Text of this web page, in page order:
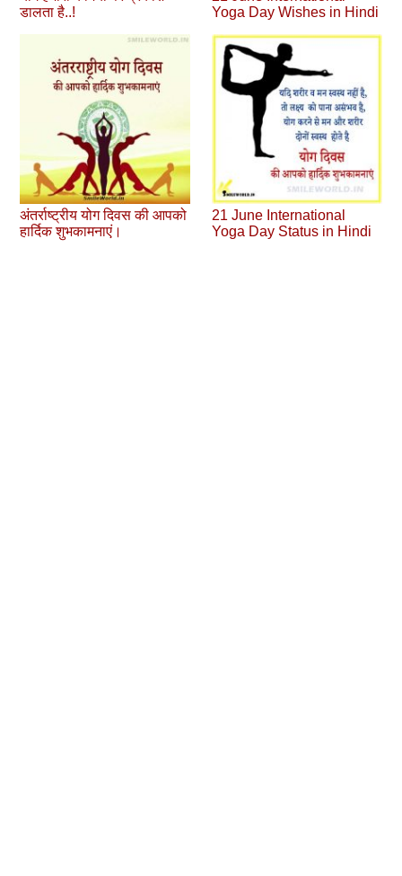
डालता है..!
Yoga Day Wishes in Hindi
अंतर्राष्‍ट्रीय योग दिवस की आपको
हार्दिक शुभकामनाएं।
21 June International
Yoga Day Status in Hindi